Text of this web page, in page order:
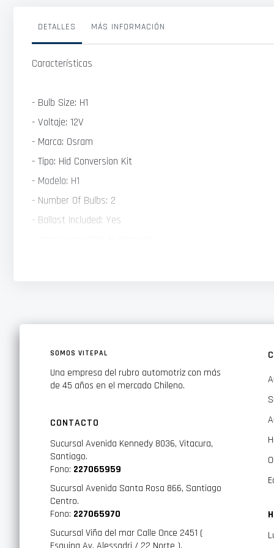
imágenes
DETALLES
Características
- Bulb Size: H1
- Voltaje: 12V
- Marca: Osram
- Tipo: Hid Conversion Kit
- Modelo: H1
- Number Of Bulbs: 2
- Ballast Included: Yes
MÁS INFORMACIÓN
SOMOS VITEPAL
Una empresa del rubro automotriz con más
de 45 años en el mercado Chileno.
CONTACTO
Sucursal Avenida Kennedy 8036, Vitacura,
Santiago.
Fono: 227065959
Sucursal Avenida Santa Rosa 866, Santiago
Centro.
Fono: 227065970
Sucursal Viña del mar Calle Once 2451 (